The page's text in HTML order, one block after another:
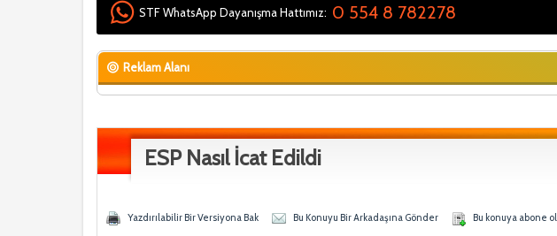
STF WhatsApp Dayanışma Hattımız: 0 554 8 782278
Reklam Alanı
ESP Nasıl İcat Edildi
Yazdırılabilir Bir Versiyona Bak Bu Konuyu Bir Arkadaşına Gönder Bu konuya abone ol